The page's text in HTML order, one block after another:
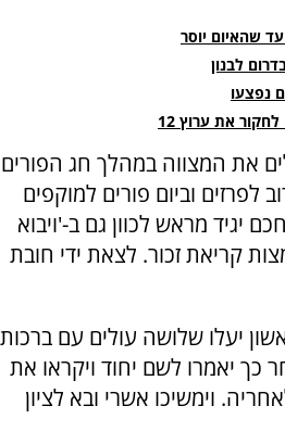
שהאיום יוסר
לבנון
את ערוץ 12
את המצווה במהלך חג הפורים
לפרזים וביום פורים למוקפים
יגיד מראש לכוון גם ב-'ויבוא
קריאת זכור. לצאת ידי חובת
יעלו שלושה עולים עם ברכות
כך יאמרו לשם יחוד ויקראו את
וימשיכו אשרי ובא לציון